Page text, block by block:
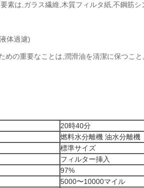
素は,ガラス繊維,木質フィルタ紙,不鋼筋
体過濾)
めの重要なことは,潤滑油を清潔に保つこ
20時40分
燃料水分離機 油水分離機
標準サイズ
フィルター挿入
97%
5000〜10000マイル